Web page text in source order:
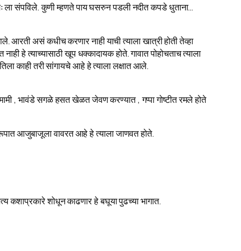
ला संपविले. कुणी म्हणते पाय घसरुन पडली नदीत कपडे धुताना…
असं कधीच करणार नाही याची त्याला खात्री होती तेव्हा
हे त्याच्यासाठी खूप धक्कादायक होते. गावात पोहोचताच त्याला
काही तरी सांगायचे आहे हे त्याला लक्षात आले.
, भावंडे सगळे हसत खेळत जेवण करण्यात , गप्पा गोष्टीत रमले होते
आजुबाजूला वावरत आहे हे त्याला जाणवत होते.
शोधून काढणार हे बघूया पुढच्या भागात.